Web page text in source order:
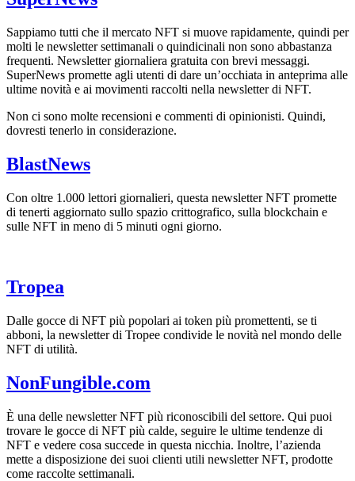
Sappiamo tutti che il mercato NFT si muove rapidamente, quindi per
molti le newsletter settimanali o quindicinali non sono abbastanza
frequenti. Newsletter giornaliera gratuita con brevi messaggi.
SuperNews promette agli utenti di dare un’occhiata in anteprima alle
ultime novità e ai movimenti raccolti nella newsletter di NFT.
Non ci sono molte recensioni e commenti di opinionisti. Quindi,
dovresti tenerlo in considerazione.
BlastNews
Con oltre 1.000 lettori giornalieri, questa newsletter NFT promette
di tenerti aggiornato sullo spazio crittografico, sulla blockchain e
sulle NFT in meno di 5 minuti ogni giorno.
Tropea
Dalle gocce di NFT più popolari ai token più promettenti, se ti
abboni, la newsletter di Tropee condivide le novità nel mondo delle
NFT di utilità.
NonFungible.com
È una delle newsletter NFT più riconoscibili del settore. Qui puoi
trovare le gocce di NFT più calde, seguire le ultime tendenze di
NFT e vedere cosa succede in questa nicchia. Inoltre, l’azienda
mette a disposizione dei suoi clienti utili newsletter NFT, prodotte
come raccolte settimanali.